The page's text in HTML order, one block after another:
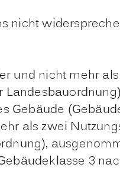
nicht
und nicht mehr
als zwei
3